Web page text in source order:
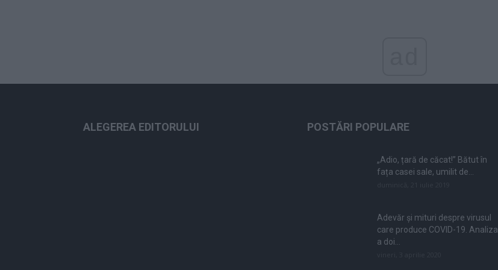
ALEGEREA EDITORULUI POSTĂRI POPULARE
„Adio, țară de căcat!” Bătut în
fața casei sale, umilit de...
Adevăr și mituri despre virusul
care produce COVID-19. Analiza
a doi...